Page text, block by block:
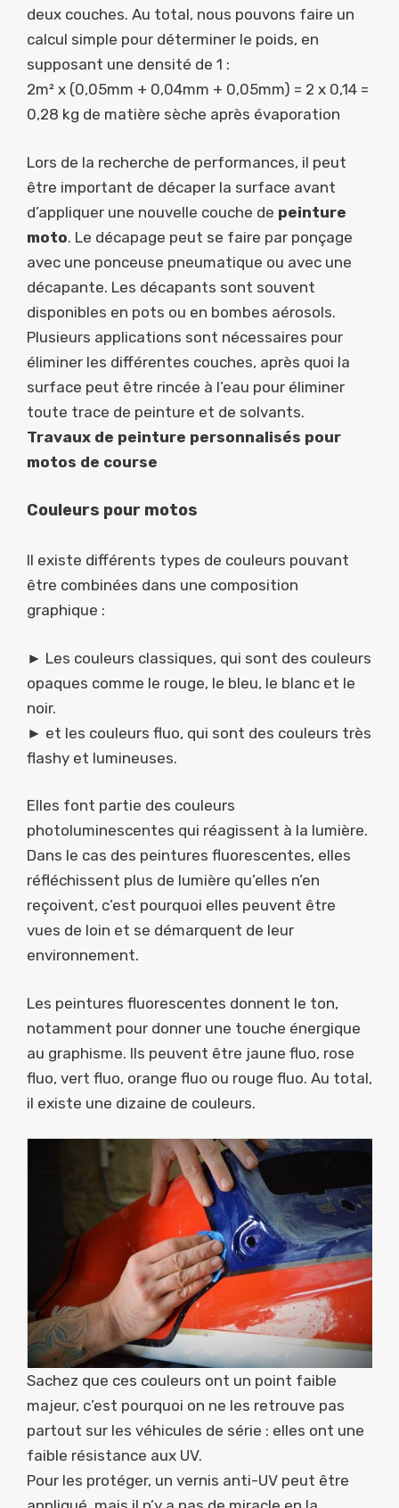
deux couches. Au total, nous pouvons faire un
calcul simple pour déterminer le poids, en
supposant une densité de 1 :
2m² x (0,05mm + 0,04mm + 0,05mm) = 2 x 0,14 =
0,28 kg de matière sèche après évaporation
Lors de la recherche de performances, il peut
être important de décaper la surface avant
d’appliquer une nouvelle couche de peinture
moto. Le décapage peut se faire par ponçage
avec une ponceuse pneumatique ou avec une
décapante. Les décapants sont souvent
disponibles en pots ou en bombes aérosols.
Plusieurs applications sont nécessaires pour
éliminer les différentes couches, après quoi la
surface peut être rincée à l’eau pour éliminer
toute trace de peinture et de solvants.
Travaux de peinture personnalisés pour
motos de course
Couleurs pour motos
Il existe différents types de couleurs pouvant
être combinées dans une composition
graphique :
► Les couleurs classiques, qui sont des couleurs
opaques comme le rouge, le bleu, le blanc et le
noir.
► et les couleurs fluo, qui sont des couleurs très
flashy et lumineuses.
Elles font partie des couleurs
photoluminescentes qui réagissent à la lumière.
Dans le cas des peintures fluorescentes, elles
réfléchissent plus de lumière qu’elles n’en
reçoivent, c’est pourquoi elles peuvent être
vues de loin et se démarquent de leur
environnement.
Les peintures fluorescentes donnent le ton,
notamment pour donner une touche énergique
au graphisme. Ils peuvent être jaune fluo, rose
fluo, vert fluo, orange fluo ou rouge fluo. Au total,
il existe une dizaine de couleurs.
Sachez que ces couleurs ont un point faible
majeur, c’est pourquoi on ne les retrouve pas
partout sur les véhicules de série : elles ont une
faible résistance aux UV.
Pour les protéger, un vernis anti-UV peut être